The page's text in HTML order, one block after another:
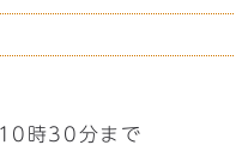
時30分まで